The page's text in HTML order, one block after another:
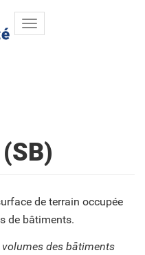
Toggle
de terrain occupée
de bâtiments.
des bâtiments